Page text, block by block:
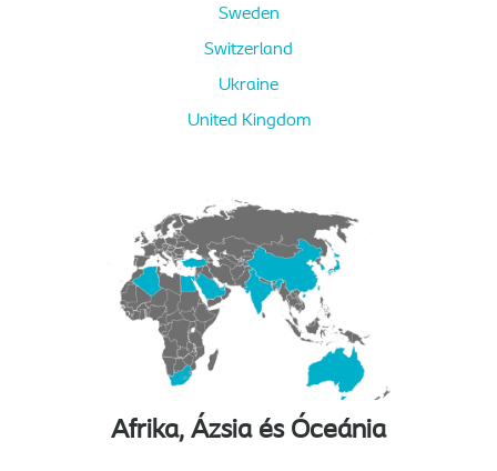
Sweden
Switzerland
Ukraine
United Kingdom
Afrika, Ázsia és Óceánia